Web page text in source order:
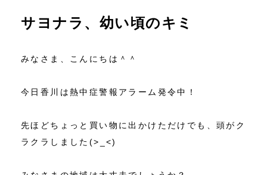
サヨナラ、幼い頃のキミ
みなさま、こんにちは＾＾
今日香川は熱中症警報アラーム発令中！
先ほどちょっと買い物に出かけただけでも、頭がク
ラクラしました(>_<)